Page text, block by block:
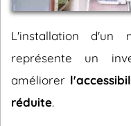
L'installation d'un
représente un
améliorer
réduite.